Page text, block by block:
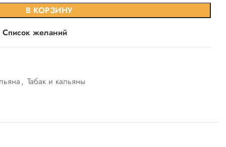
В КОРЗИНУ
Список желаний
, Табак и кальяны